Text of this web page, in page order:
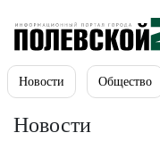
Новости Общество
Новости